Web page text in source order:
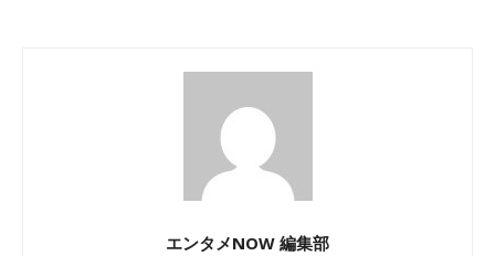
エンタメNOW 編集部